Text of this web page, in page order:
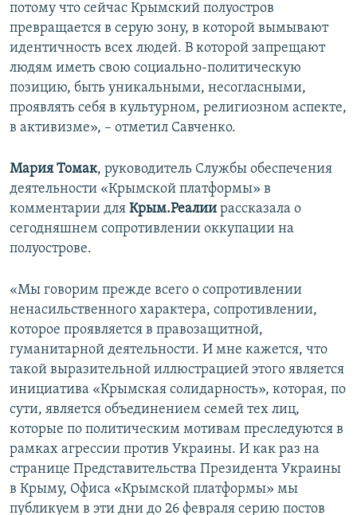
потому что сейчас Крымский полуостров
превращается в серую зону, в которой вымывают
идентичность всех людей. В которой запрещают
людям иметь свою социально-политическую
позицию, быть уникальными, несогласными,
проявлять себя в культурном, религиозном аспекте,
в активизме», – отметил Савченко.
Мария Томак, руководитель Службы обеспечения
деятельности «Крымской платформы» в
комментарии для Крым.Реалии рассказала о
сегодняшнем сопротивлении оккупации на
полуострове.
«Мы говорим прежде всего о сопротивлении
ненасильственного характера, сопротивлении,
которое проявляется в правозащитной,
гуманитарной деятельности. И мне кажется, что
такой выразительной иллюстрацией этого является
инициатива «Крымская солидарность», которая, по
сути, является объединением семей тех лиц,
которые по политическим мотивам преследуются в
рамках агрессии против Украины. И как раз на
странице Представительства Президента Украины
в Крыму, Офиса «Крымской платформы» мы
публикуем в эти дни до 26 февраля серию постов